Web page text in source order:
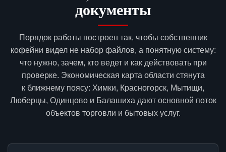
документы
Порядок работы построен так, чтобы собственник
кофейни видел не набор файлов, а понятную систему:
что нужно, зачем, кто ведет и как действовать при
проверке. Экономическая карта области стянута
к ближнему поясу: Химки, Красногорск, Мытищи,
Люберцы, Одинцово и Балашиха дают основной поток
объектов торговли и бытовых услуг.